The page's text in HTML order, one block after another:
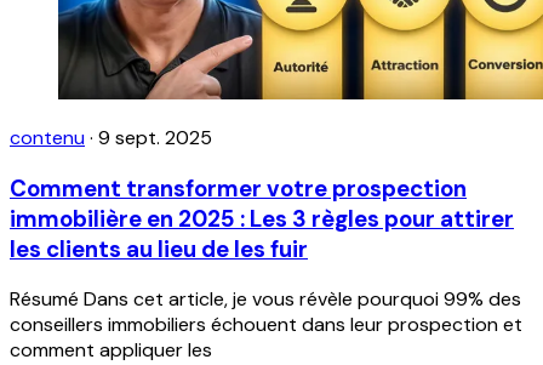
contenu· 9 sept. 2025
Comment transformer votre prospection
immobilière en 2025 : Les 3 règles pour attirer
les clients au lieu de les fuir
Résumé Dans cet article, je vous révèle pourquoi 99% des
conseillers immobiliers échouent dans leur prospection et
comment appliquer les